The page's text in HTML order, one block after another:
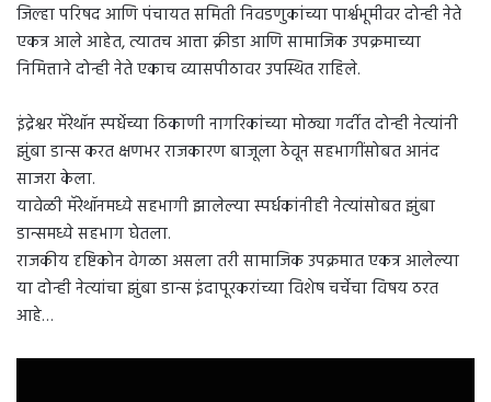
जिल्हा परिषद आणि पंचायत समिती निवडणुकांच्या पार्श्वभूमीवर दोन्ही नेते
एकत्र आले आहेत, त्यातच आत्ता क्रीडा आणि सामाजिक उपक्रमाच्या
निमित्ताने दोन्ही नेते एकाच व्यासपीठावर उपस्थित राहिले.
इंद्रेश्वर मॅरेथॉन स्पर्धेच्या ठिकाणी नागरिकांच्या मोठ्या गर्दीत दोन्ही नेत्यांनी
झुंबा डान्स करत क्षणभर राजकारण बाजूला ठेवून सहभागींसोबत आनंद
साजरा केला.
यावेळी मॅरेथॉनमध्ये सहभागी झालेल्या स्पर्धकांनीही नेत्यांसोबत झुंबा
डान्समध्ये सहभाग घेतला.
राजकीय दृष्टिकोन वेगळा असला तरी सामाजिक उपक्रमात एकत्र आलेल्या
या दोन्ही नेत्यांचा झुंबा डान्स इंदापूरकरांच्या विशेष चर्चेचा विषय ठरत
आहे…